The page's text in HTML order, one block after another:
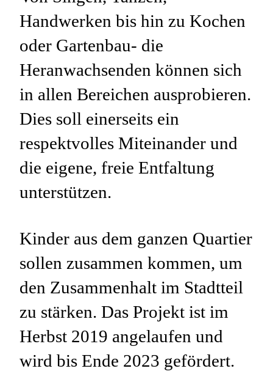
Handwerken bis hin zu Kochen
oder Gartenbau­- die
Heranwachsenden können sich
in allen Bereichen ausprobieren.
Dies soll einerseits ein
respektvolles Miteinander und
die eigene, freie Entfaltung
unterstützen.
Kinder aus dem ganzen Quartier
sollen zusammen kommen, um
den Zusammenhalt im Stadtteil
zu stärken. Das Projekt ist im
Herbst 2019 angelaufen und
wird bis Ende 2023 gefördert.